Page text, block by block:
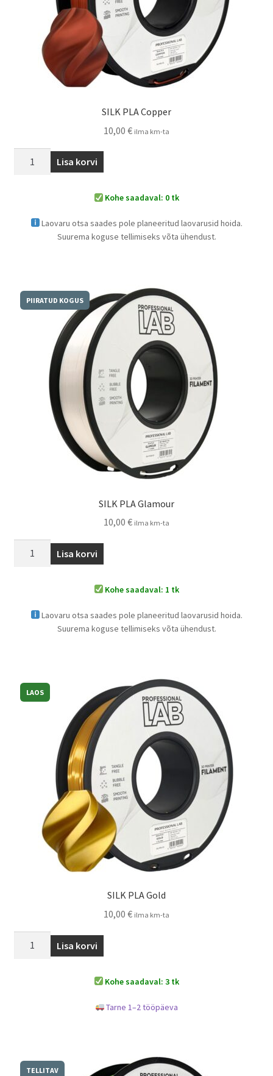
SILK PLA Copper
10,00 € ilma km-ta
Lisa korvi
Kohe saadaval: 0 tk
Laovaru otsa saades pole planeeritud laovarusid hoida.
Suurema koguse tellimiseks võta ühendust.
PIIRATUD KOGUS
SILK PLA Glamour
10,00 € ilma km-ta
Lisa korvi
Kohe saadaval: 1 tk
Laovaru otsa saades pole planeeritud laovarusid hoida.
Suurema koguse tellimiseks võta ühendust.
LAOS
SILK PLA Gold
10,00 € ilma km-ta
Lisa korvi
Kohe saadaval: 3 tk
Tarne 1–2 tööpäeva
TELLITAV